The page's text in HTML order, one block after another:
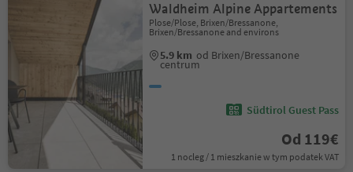
Waldheim Alpine Appartements
Plose/Plose, Brixen/Bressanone,
Brixen/Bressanone and environs
5.9 km od Brixen/Bressanone
centrum
Südtirol Guest Pass
Od 119€
1 nocleg / 1 mieszkanie w tym podatek VAT